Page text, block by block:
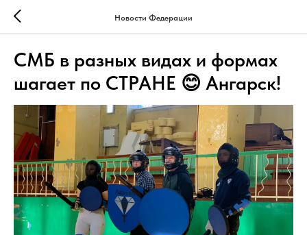
Новости Федерации
СМБ в разных видах и формах
шагает по СТРАНЕ 😊 Ангарск!